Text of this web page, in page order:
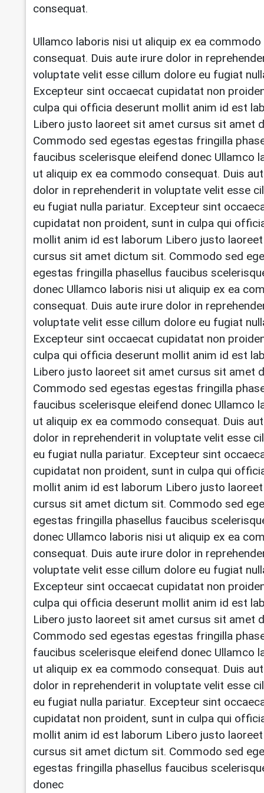
consequat.
Ullamco laboris nisi ut aliquip ex ea commodo
consequat. Duis aute irure dolor in
voluptate velit esse cillum dolore eu fugiat
Excepteur sint occaecat cupidatat non
culpa qui officia deserunt mollit anim id est
Libero justo laoreet sit amet cursus sit amet
Commodo sed egestas egestas fringilla
faucibus scelerisque eleifend donec Ullamco
ut aliquip ex ea commodo consequat. Duis
dolor in reprehenderit in voluptate velit esse
eu fugiat nulla pariatur. Excepteur sint
cupidatat non proident, sunt in culpa qui
mollit anim id est laborum Libero justo
cursus sit amet dictum sit. Commodo sed
egestas fringilla phasellus faucibus
donec Ullamco laboris nisi ut aliquip ex ea
consequat. Duis aute irure dolor in
voluptate velit esse cillum dolore eu fugiat
Excepteur sint occaecat cupidatat non
culpa qui officia deserunt mollit anim id est
Libero justo laoreet sit amet cursus sit amet
Commodo sed egestas egestas fringilla
faucibus scelerisque eleifend donec Ullamco
ut aliquip ex ea commodo consequat. Duis
dolor in reprehenderit in voluptate velit esse
eu fugiat nulla pariatur. Excepteur sint
cupidatat non proident, sunt in culpa qui
mollit anim id est laborum Libero justo
cursus sit amet dictum sit. Commodo sed
egestas fringilla phasellus faucibus
donec Ullamco laboris nisi ut aliquip ex ea
consequat. Duis aute irure dolor in
voluptate velit esse cillum dolore eu fugiat
Excepteur sint occaecat cupidatat non
culpa qui officia deserunt mollit anim id est
Libero justo laoreet sit amet cursus sit amet
Commodo sed egestas egestas fringilla
faucibus scelerisque eleifend donec Ullamco
ut aliquip ex ea commodo consequat. Duis
dolor in reprehenderit in voluptate velit esse
eu fugiat nulla pariatur. Excepteur sint
cupidatat non proident, sunt in culpa qui
mollit anim id est laborum Libero justo
cursus sit amet dictum sit. Commodo sed
egestas fringilla phasellus faucibus
donec